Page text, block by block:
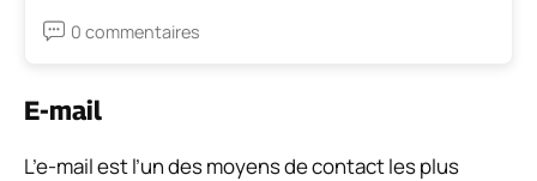
0 commentaires
E-mail
L’e-mail est l’un des moyens de contact les plus